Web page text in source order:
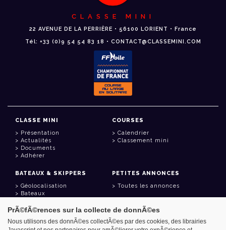
CLASSE MINI
22 AVENUE DE LA PERRIÈRE • 56100 LORIENT • France
Tél: +33 (0)9 54 54 83 18 • CONTACT@CLASSEMINI.COM
CLASSE MINI
Présentation
Actualités
Documents
Adhérer
COURSES
Calendrier
Classement mini
BATEAUX & SKIPPERS
Géolocalisation
Bateaux
PETITES ANNONCES
Toutes les annonces
LIENS UTILES
PrÃ©fÃ©rences sur la collecte de donnÃ©es
Nous utilisons des donnÃ©es collectÃ©es par des cookies, des librairies